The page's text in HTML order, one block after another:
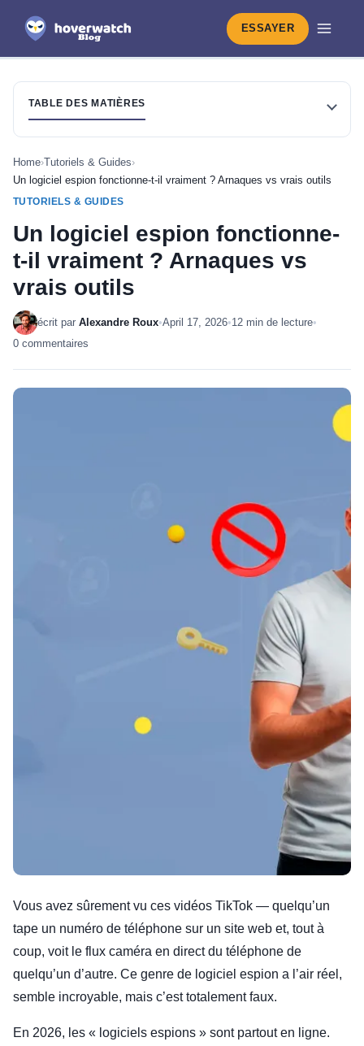
ESSAYER
TABLE DES MATIÈRES
Home›Tutoriels & Guides›
Un logiciel espion fonctionne-t-il vraiment ? Arnaques vs vrais outils
TUTORIELS & GUIDES
Un logiciel espion fonctionne-
t-il vraiment ? Arnaques vs
vrais outils
écrit par Alexandre Roux•April 17, 2026•12 min de lecture•
0 commentaires
Vous avez sûrement vu ces vidéos TikTok — quelqu’un
tape un numéro de téléphone sur un site web et, tout à
coup, voit le flux caméra en direct du téléphone de
quelqu’un d’autre. Ce genre de logiciel espion a l’air réel,
semble incroyable, mais c’est totalement faux.
En 2026, les « logiciels espions » sont partout en ligne.